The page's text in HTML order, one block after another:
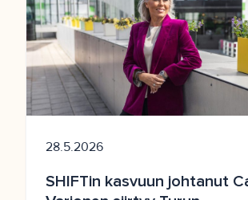
28.5.2026
SHIFTin kasvuun johtanut